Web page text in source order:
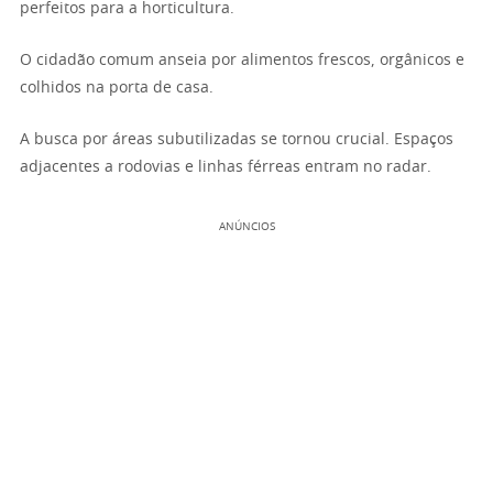
perfeitos para a horticultura.
O cidadão comum anseia por alimentos frescos, orgânicos e
colhidos na porta de casa.
A busca por áreas subutilizadas se tornou crucial. Espaços
adjacentes a rodovias e linhas férreas entram no radar.
ANÚNCIOS